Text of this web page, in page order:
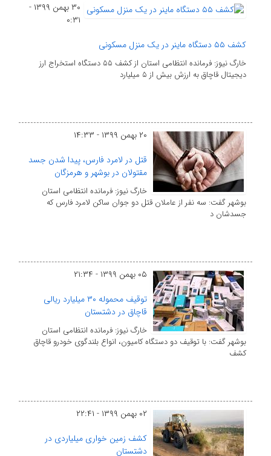
۳۰ بهمن ۱۳۹۹ -
۰:۳۱
کشف ۵۵ دستگاه ماینر در یک منزل مسکونی
خارگ نیوز: فرمانده انتظامی استان از کشف ۵۵ دستگاه استخراج ارز
دیجیتال قاچاق به ارزش بیش از ۵ میلیارد
۲۰ بهمن ۱۳۹۹ - ۱۴:۳۳
قتل در لامرد فارس، پیدا شدن جسد
مقتولان در بوشهر و هرمزگان
خارگ نیوز: فرمانده انتظامی استان
بوشهر گفت: سه نفر از عاملان قتل دو جوان ساکن لامرد فارس که
جسدشان د
۰۵ بهمن ۱۳۹۹ - ۲۱:۳۴
توقیف محموله ۳۰ میلیارد ریالی
قاچاق در دشتستان
خارگ نیوز: فرمانده انتظامی استان
بوشهر گفت: با توقیف دو دستگاه کامیون، انواع بلندگوی خودرو قاچاق
کشف
۰۲ بهمن ۱۳۹۹ - ۲۲:۴۱
کشف زمین خواری میلیاردی در
دشتستان